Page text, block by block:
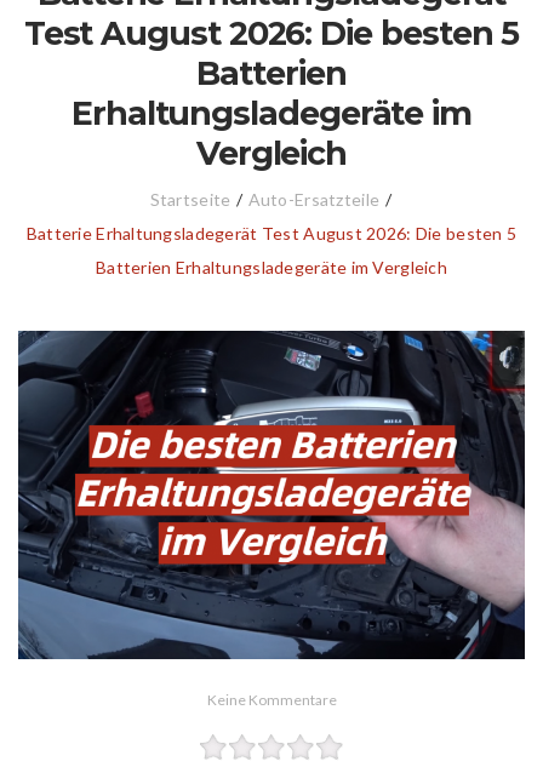
Test August 2026: Die besten 5
Batterien
Erhaltungsladegeräte im
Vergleich
Startseite / Auto-Ersatzteile /
Batterie Erhaltungsladegerät Test August 2026: Die besten 5
Batterien Erhaltungsladegeräte im Vergleich
Keine Kommentare